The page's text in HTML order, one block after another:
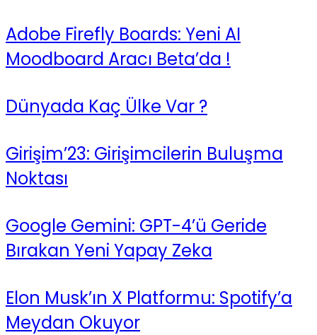
Adobe Firefly Boards: Yeni AI
Moodboard Aracı Beta’da !
Dünyada Kaç Ülke Var ?
Girişim’23: Girişimcilerin Buluşma
Noktası
Google Gemini: GPT-4’ü Geride
Bırakan Yeni Yapay Zeka
Elon Musk’ın X Platformu: Spotify’a
Meydan Okuyor